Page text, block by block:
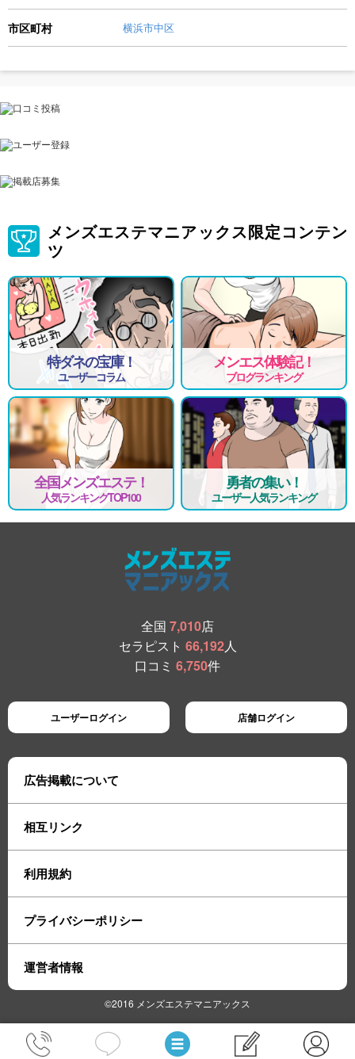
市区町村 横浜市中区
メンズエステマニアックス限定コンテン
ツ
特ダネの宝庫！
ユーザーコラム
メンエス体験記！
ブログランキング
全国メンズエステ！
人気ランキングTOP100
勇者の集い！
ユーザー人気ランキング
全国 7,010店
セラピスト 66,192人
口コミ 6,750件
ユーザーログイン 店舗ログイン
広告掲載について
相互リンク
利用規約
プライバシーポリシー
運営者情報
©2016 メンズエステマニアックス